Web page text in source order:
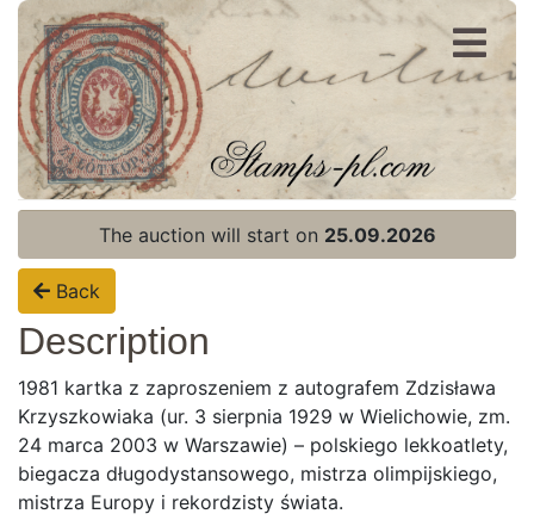
Register
Login
The auction will start on 25.09.2026
Back
Description
1981 kartka z zaproszeniem z autografem Zdzisława
Krzyszkowiaka (ur. 3 sierpnia 1929 w Wielichowie, zm.
24 marca 2003 w Warszawie) – polskiego lekkoatlety,
biegacza długodystansowego, mistrza olimpijskiego,
mistrza Europy i rekordzisty świata.